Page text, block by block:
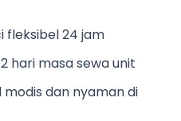
fleksibel 24 jam
hari masa sewa unit
dan nyaman di